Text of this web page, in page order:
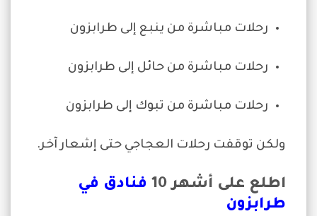
رحلات مباشرة من ينبع إلى طرابزون
رحلات مباشرة من حائل إلى طرابزون
رحلات مباشرة من تبوك إلى طرابزون
ولكن توقفت رحلات العجاجي حتى إشعار آخر.
اطلع على أشهر 10
فنادق في
طرابزون